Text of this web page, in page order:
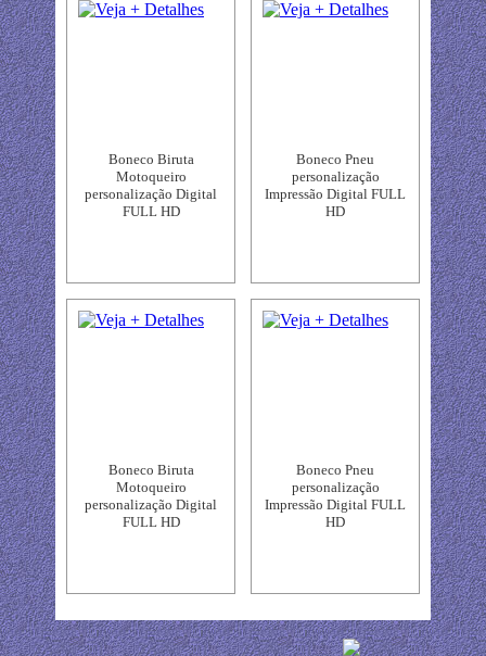
Boneco Biruta
Motoqueiro
personalização Digital
FULL HD
Boneco Pneu
personalização
Impressão Digital FULL
HD
Boneco Biruta
Motoqueiro
personalização Digital
FULL HD
Boneco Pneu
personalização
Impressão Digital FULL
HD